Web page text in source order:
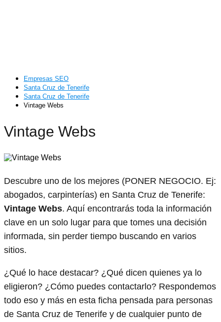
Empresas SEO
Santa Cruz de Tenerife
Santa Cruz de Tenerife
Vintage Webs
Vintage Webs
Descubre uno de los mejores (PONER NEGOCIO. Ej:
abogados, carpinterías) en Santa Cruz de Tenerife:
Vintage Webs. Aquí encontrarás toda la información
clave en un solo lugar para que tomes una decisión
informada, sin perder tiempo buscando en varios
sitios.
¿Qué lo hace destacar? ¿Qué dicen quienes ya lo
eligieron? ¿Cómo puedes contactarlo? Respondemos
todo eso y más en esta ficha pensada para personas
de Santa Cruz de Tenerife y de cualquier punto de